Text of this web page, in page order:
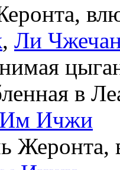
, Ли
в
Им Ичжи
Жеронта,